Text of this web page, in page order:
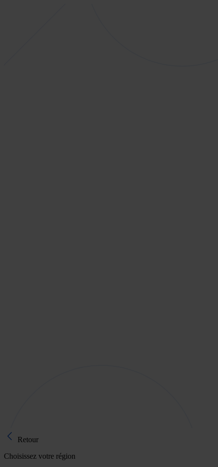
Retour
Choisissez votre région